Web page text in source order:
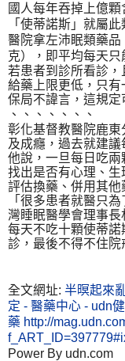
國人每年吞掉上億
「使蒂諾斯」就屬
醫院拿左沛眠類藥
克），即平均每天只
若患者到診所看診
給藥上限更低，只
保局不諱言，這規定
、、、、、、、
彰化基督教醫院鹿東
及成癮，過去就建
他說，一旦每日吃兩
找出是否有心理、
評估換藥、併用其他
「很多患者就醫只
灣睡眠醫學會理事長
每天不吃十顆使蒂
診，最後不得不住院
全文網址: 半暝起來
定 - 醫藥中心 - udn
藥 http://
Power By udn.com